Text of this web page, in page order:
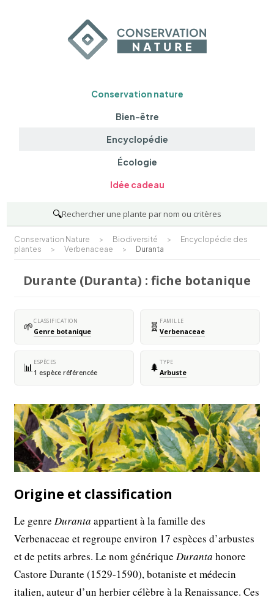
Conservation nature
Bien-être
Encyclopédie
Écologie
Idée cadeau
🔍Rechercher une plante par nom ou critères
Conservation Nature > Biodiversité >
Encyclopédie des
plantes
> Verbenaceae > Duranta
Durante (Duranta) : fiche botanique
🌱CLASSIFICATION
Genre botanique 🧬 FAMILLE
Verbenaceae
📊ESPÈCES
1 espèce référencée 🌲 TYPE
Arbuste
Origine et classification
Le genreDuranta appartient à la famille des
Verbenaceae et regroupe environ 17 espèces d’arbustes
et de petits arbres. Le nom génériqueDuranta honore
Castore Durante (1529-1590), botaniste et médecin
italien, auteur d’un herbier célèbre à la Renaissance. Ces